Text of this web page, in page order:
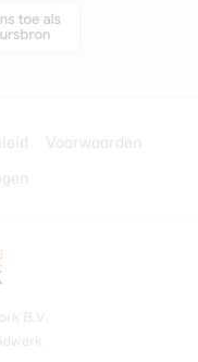
B.V.
Voorwaarden